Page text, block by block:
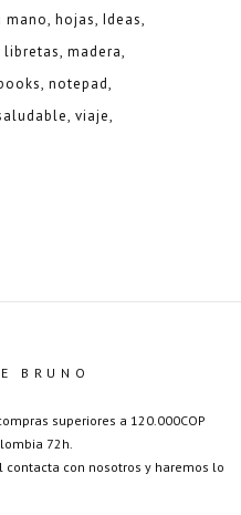
mano hojas Ideas
libretas madera
notepad
viaje
BRUNO
superiores a 120.000COP
72h.
con nosotros y haremos lo